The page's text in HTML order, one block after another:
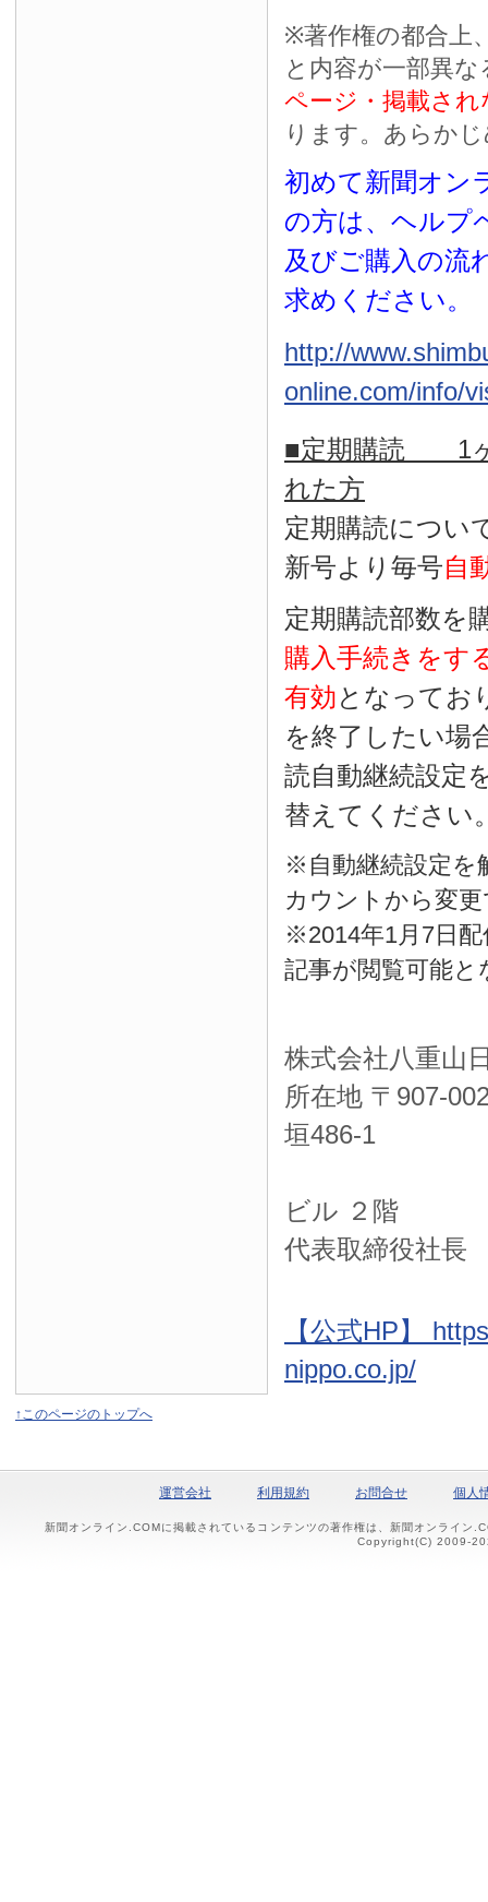
※著作権の都合上
と内容が一部異な
ページ・掲載され
ります。あらか
初めて新聞オン
の方は、ヘルプ
及びご購入の流
求めください。
http://
online.com/info/
■定期購読 1ヶ
れた方
定期購読につい
新号より毎号自
定期購読部数を
購入手続きをす
有効となってお
を終了したい場
読自動継続設定
替えてください
※自動継続設定を
カウントから変
※2014年1月7日
記事が閲覧可能
株式会社八重山
所在地 〒 907-
垣486-1
ビル ２階
代表取締役社
【公式HP】
nippo.co.jp/
↑このページのトップへ
運営会社 利用規約 お問合せ 個人
新聞オンライン.COMに掲載されているコンテンツの著作権は、新聞オンライン
Copyright(C) 2009-